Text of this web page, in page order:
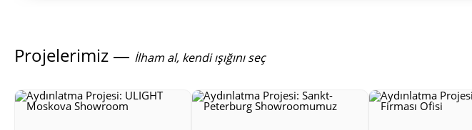
Projelerimiz — İlham al, kendi ışığını seç